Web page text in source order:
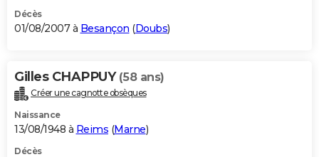
Décès
01/08/2007 à Besançon (Doubs)
Gilles CHAPPUY (58 ans)
Créer une cagnotte obsèques
Naissance
13/08/1948 à Reims (Marne)
Décès